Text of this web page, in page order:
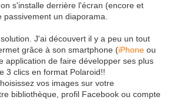
s'installe derrière l'écran (encore et
un diaporama.
J'ai découvert il y a peu un tout
grâce à son smartphone (iPhone ou
application de faire développer ses plus
3 clics en format Polaroid!!
vos images sur votre
bibliothèque, profil Facebook ou compte